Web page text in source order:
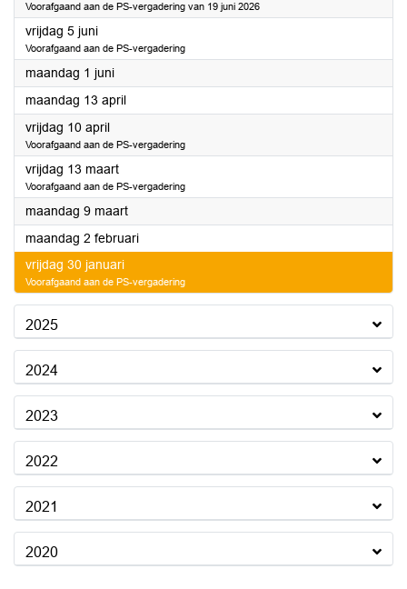
Voorafgaand aan de PS-vergadering van 19 juni 2026
vrijdag 5 juni2026
Voorafgaand aan de PS-vergadering
maandag 1 juni2026
maandag 13 april2026
vrijdag 10 april2026
Voorafgaand aan de PS-vergadering
vrijdag 13 maart2026
Voorafgaand aan de PS-vergadering
maandag 9 maart2026
maandag 2 februari2026
vrijdag 30 januari2026
Voorafgaand aan de PS-vergadering
2025
2024
2023
2022
2021
2020